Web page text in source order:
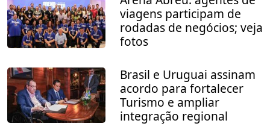
viagens participam de
rodadas de negócios; veja
fotos
Brasil e Uruguai assinam
acordo para fortalecer
Turismo e ampliar
integração regional